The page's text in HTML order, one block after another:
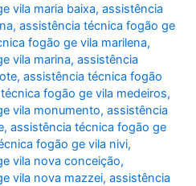
vila maria baixa,assistência
,assistência técnica fogão ge
fogão ge vila marilena,
vila marina,assistência
,assistência técnica fogão
fogão ge vila medeiros,
vila monumento,assistência
,assistência técnica fogão ge
fogão ge vila nivi,
vila nova conceição,
vila nova mazzei,assistência